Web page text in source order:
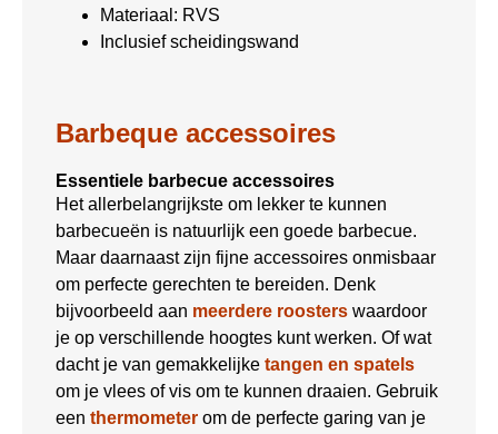
Materiaal: RVS
Inclusief scheidingswand
Barbeque accessoires
Essentiele barbecue accessoires
Het allerbelangrijkste om lekker te kunnen
barbecueën is natuurlijk een goede barbecue.
Maar daarnaast zijn fijne accessoires onmisbaar
om perfecte gerechten te bereiden. Denk
bijvoorbeeld aan meerdere roosters waardoor
je op verschillende hoogtes kunt werken. Of wat
dacht je van gemakkelijke tangen en spatels
om je vlees of vis om te kunnen draaien. Gebruik
een thermometer om de perfecte garing van je